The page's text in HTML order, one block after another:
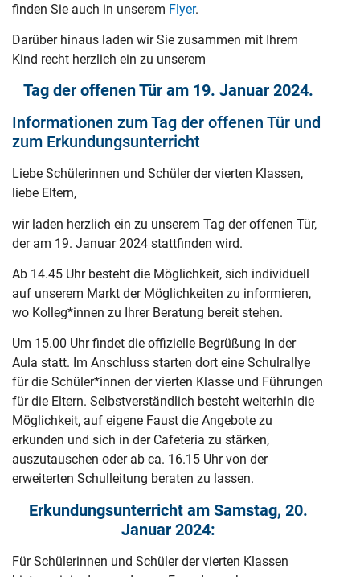
finden Sie auch in unserem Flyer.
Darüber hinaus laden wir Sie zusammen mit Ihrem
Kind recht herzlich ein zu unserem
Tag der offenen Tür am 19. Januar 2024.
Informationen zum Tag der offenen Tür und
zum Erkundungsunterricht
Liebe Schülerinnen und Schüler der vierten Klassen,
liebe Eltern,
wir laden herzlich ein zu unserem Tag der offenen Tür,
der am 19. Januar 2024 stattfinden wird.
Ab 14.45 Uhr besteht die Möglichkeit, sich individuell
auf unserem Markt der Möglichkeiten zu informieren,
wo Kolleg*innen zu Ihrer Beratung bereit stehen.
Um 15.00 Uhr findet die offizielle Begrüßung in der
Aula statt. Im Anschluss starten dort eine Schulrallye
für die Schüler*innen der vierten Klasse und Führungen
für die Eltern. Selbstverständlich besteht weiterhin die
Möglichkeit, auf eigene Faust die Angebote zu
erkunden und sich in der Cafeteria zu stärken,
auszutauschen oder ab ca. 16.15 Uhr von der
erweiterten Schulleitung beraten zu lassen.
Erkundungsunterricht am Samstag, 20.
Januar 2024:
Für Schülerinnen und Schüler der vierten Klassen